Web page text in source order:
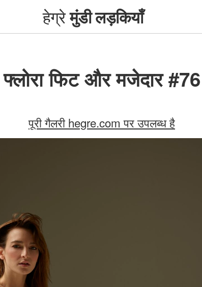
हेग्रेमुंडी लड़कियाँ
फ्लोरा फिट और मजेदार #76
पूरी गैलरी hegre.com पर उपलब्ध है